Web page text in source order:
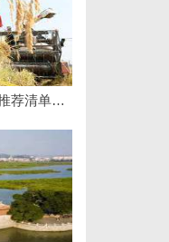
2026轻卡服务标杆：优质产品推荐清单与选型全指南